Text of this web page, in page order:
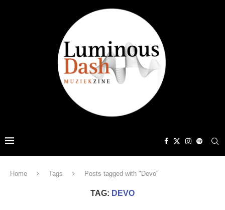
Home Tags Posts tagged with "Devo"
TAG: DEVO